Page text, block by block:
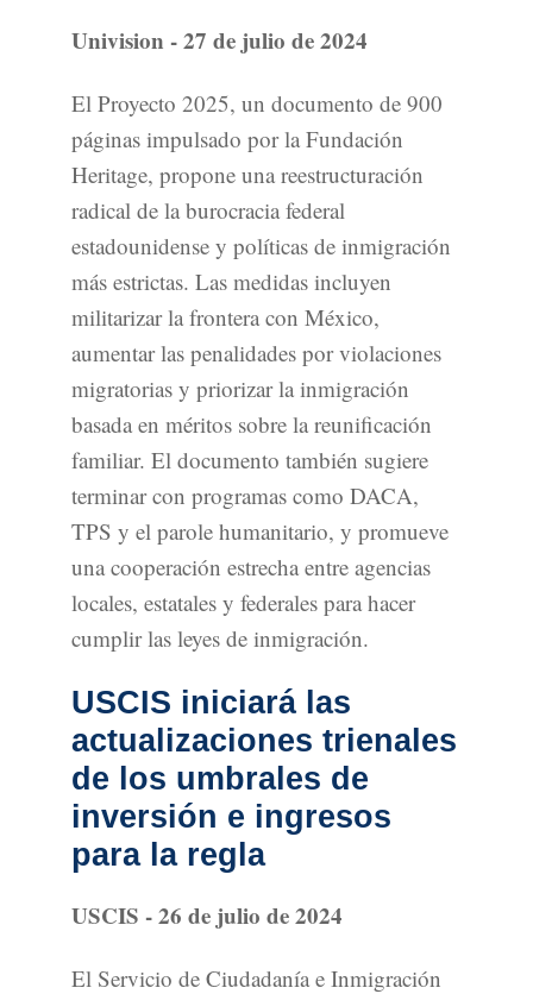
Univision - 27 de julio de 2024
El Proyecto 2025, un documento de 900
páginas impulsado por la Fundación
Heritage, propone una reestructuración
radical de la burocracia federal
estadounidense y políticas de inmigración
más estrictas. Las medidas incluyen
militarizar la frontera con México,
aumentar las penalidades por violaciones
migratorias y priorizar la inmigración
basada en méritos sobre la reunificación
familiar. El documento también sugiere
terminar con programas como DACA,
TPS y el parole humanitario, y promueve
una cooperación estrecha entre agencias
locales, estatales y federales para hacer
cumplir las leyes de inmigración.
USCIS iniciará las
actualizaciones trienales
de los umbrales de
inversión e ingresos
para la regla
USCIS - 26 de julio de 2024
El Servicio de Ciudadanía e Inmigración